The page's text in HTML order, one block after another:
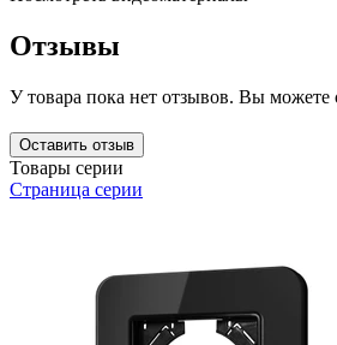
Отзывы
У товара пока нет отзывов. Вы можете
Оставить отзыв
Товары серии
Страница серии